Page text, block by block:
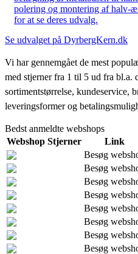
polering og montering af halv-
for at se deres udvalg.
Se udvalget på DyrbergKern.dk
Vi har gennemgået de mest
med stjerner fra 1 til 5 ud fra bl.a.
sortimentstørrelse, kundeservice,
leveringsformer og
Bedst anmeldte webshops
Webshop Stjerner
Link
Besøg
Besøg
Besøg
Besøg
Besøg
Besøg
Besøg
Besøg